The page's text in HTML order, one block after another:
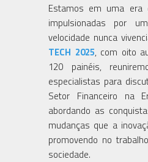
Estamos em uma era
impulsionadas por
velocidade nunca
TECH 2025, com oito
120 painéis,
especialistas para
Setor Financeiro na
abordando as
mudanças que a
promovendo no
sociedade.